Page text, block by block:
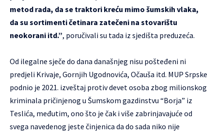
metod rada, da se traktori kreću mimo šumskih vlaka,
da su sortimenti četinara zatečeni na stovarištu
neokorani itd.”, poručivali su tada iz sjedišta preduzeća.
Od ilegalne sječe do dana današnjeg nisu pošteđeni ni
predjeli Krivaje, Gornjih Ugodnovića, Očauša itd. MUP Srpske
podnio je 2021. izveštaj protiv devet osoba zbog milionskog
kriminala pričinjenog u Šumskom gazdinstvu “Borja” iz
Teslića, međutim, ono što je čak i više zabrinjavajuće od
svega navedenog jeste činjenica da do sada niko nije